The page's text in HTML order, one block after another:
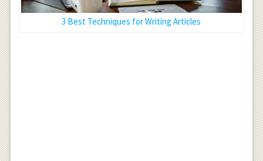
3 Best Techniques for Writing Articles